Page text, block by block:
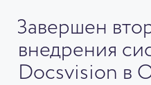
Завершен
внедрения
Docsvision в